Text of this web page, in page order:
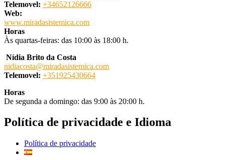
Telemovel: +34652126666
Web:
www.miradasistemica.com
Horas
Às quartas-feiras: das 10:00 às 18:00 h.
Nídia Brito da Costa
nidiacosta@miradasistemica.com
Telemovel: +351925430664
Horas
De segunda a domingo: das 9:00 às 20:00 h.
Política de privacidade e Idioma
Política de privacidade